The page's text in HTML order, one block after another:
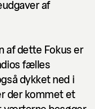
af
af dette Fokus er
fælles
dykket ned i
der kommet et